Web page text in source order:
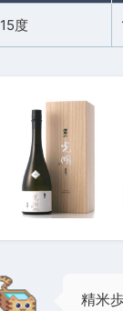
15度
精米